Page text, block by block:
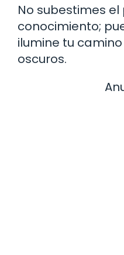
No subestimes
conocimiento;
ilumine tu
oscuros.